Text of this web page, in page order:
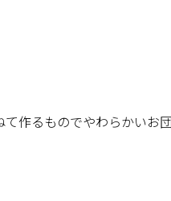
作るものでやわらかいお団